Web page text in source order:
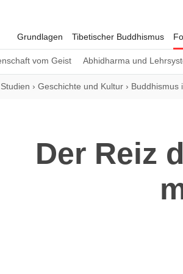
Grundlagen Tibetischer Buddhismus
vom Geist Abhidharma und
› Geschichte und Kultur › Buddhismus
Der Reiz